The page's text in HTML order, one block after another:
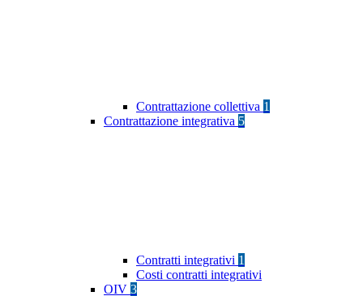
Contrattazione collettiva 1
Contrattazione integrativa 5
Contratti integrativi 1
Costi contratti integrativi
OIV 3